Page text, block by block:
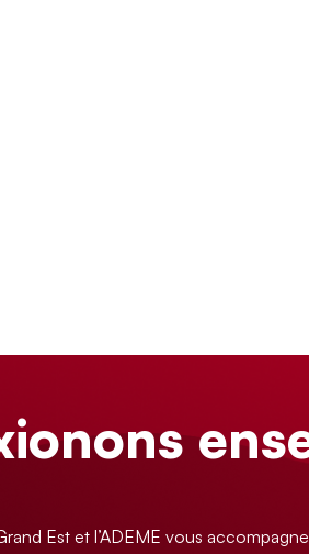
Est et l’ADEME vous